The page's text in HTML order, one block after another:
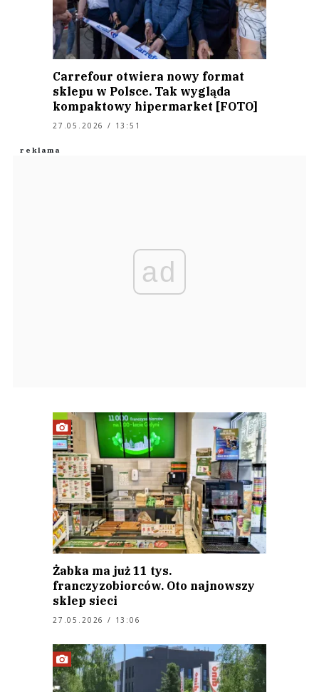
Carrefour otwiera nowy format
sklepu w Polsce. Tak wygląda
kompaktowy hipermarket [FOTO]
27.05.2026 / 13:51
ad
Żabka ma już 11 tys.
franczyzobiorców. Oto najnowszy
sklep sieci
27.05.2026 / 13:06